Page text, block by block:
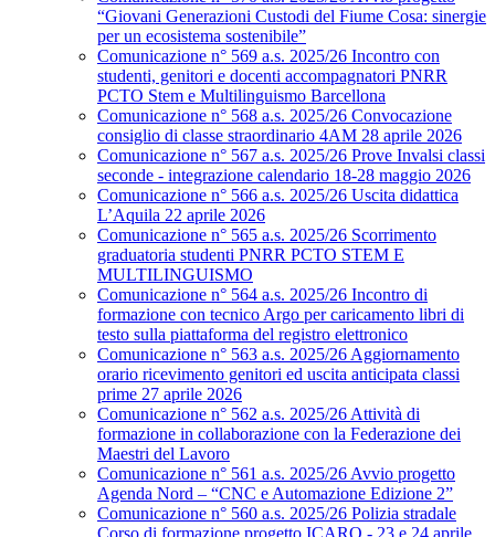
“Giovani Generazioni Custodi del Fiume Cosa: sinergie
per un ecosistema sostenibile”
Comunicazione n° 569 a.s. 2025/26 Incontro con
studenti, genitori e docenti accompagnatori PNRR
PCTO Stem e Multilinguismo Barcellona
Comunicazione n° 568 a.s. 2025/26 Convocazione
consiglio di classe straordinario 4AM 28 aprile 2026
Comunicazione n° 567 a.s. 2025/26 Prove Invalsi classi
seconde - integrazione calendario 18-28 maggio 2026
Comunicazione n° 566 a.s. 2025/26 Uscita didattica
L’Aquila 22 aprile 2026
Comunicazione n° 565 a.s. 2025/26 Scorrimento
graduatoria studenti PNRR PCTO STEM E
MULTILINGUISMO
Comunicazione n° 564 a.s. 2025/26 Incontro di
formazione con tecnico Argo per caricamento libri di
testo sulla piattaforma del registro elettronico
Comunicazione n° 563 a.s. 2025/26 Aggiornamento
orario ricevimento genitori ed uscita anticipata classi
prime 27 aprile 2026
Comunicazione n° 562 a.s. 2025/26 Attività di
formazione in collaborazione con la Federazione dei
Maestri del Lavoro
Comunicazione n° 561 a.s. 2025/26 Avvio progetto
Agenda Nord – “CNC e Automazione Edizione 2”
Comunicazione n° 560 a.s. 2025/26 Polizia stradale